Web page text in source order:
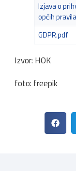
Izjava o
općih
GDPR.pdf
Izvor: HOK
foto: freepik